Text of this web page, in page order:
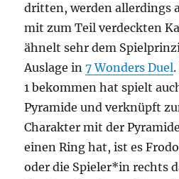
dritten, werden allerdings
mit zum Teil verdeckten
ähnelt sehr dem
Auslage in7 Wonders Duel
1 bekommen hat spielt
Pyramide und verknüpft
Charakter mit der
einen Ring hat, ist es
oder die Spieler*in rechts